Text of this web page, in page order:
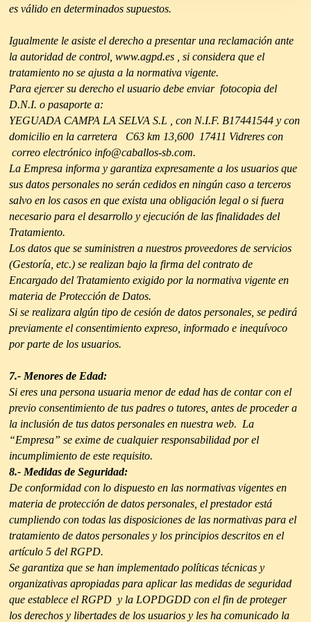
es válido en determinados supuestos.
Igualmente le asiste el derecho a presentar una reclamación ante
la autoridad de control, www.agpd.es , si considera que el
tratamiento no se ajusta a la normativa vigente.
Para ejercer su derecho el usuario debe enviar fotocopia del
D.N.I. o pasaporte a:
YEGUADA CAMPA LA SELVA S.L , con N.I.F. B17441544 y con
domicilio en la carretera C63 km 13,600 17411 Vidreres con
correo electrónico info@caballos-sb.com.
La Empresa informa y garantiza expresamente a los usuarios que
sus datos personales no serán cedidos en ningún caso a terceros
salvo en los casos en que exista una obligación legal o si fuera
necesario para el desarrollo y ejecución de las finalidades del
Tratamiento.
Los datos que se suministren a nuestros proveedores de servicios
(Gestoría, etc.) se realizan bajo la firma del contrato de
Encargado del Tratamiento exigido por la normativa vigente en
materia de Protección de Datos.
Si se realizara algún tipo de cesión de datos personales, se pedirá
previamente el consentimiento expreso, informado e inequívoco
por parte de los usuarios.
7.- Menores de Edad:
Si eres una persona usuaria menor de edad has de contar con el
previo consentimiento de tus padres o tutores, antes de proceder a
la inclusión de tus datos personales en nuestra web. La
“Empresa” se exime de cualquier responsabilidad por el
incumplimiento de este requisito.
8.- Medidas de Seguridad:
De conformidad con lo dispuesto en las normativas vigentes en
materia de protección de datos personales, el prestador está
cumpliendo con todas las disposiciones de las normativas para el
tratamiento de datos personales y los principios descritos en el
artículo 5 del RGPD.
Se garantiza que se han implementado políticas técnicas y
organizativas apropiadas para aplicar las medidas de seguridad
que establece el RGPD y la LOPDGDD con el fin de proteger
los derechos y libertades de los usuarios y les ha comunicado la